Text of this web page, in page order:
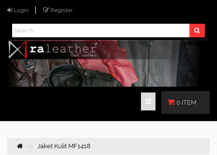
Login Register
0 ITEM
Jaket Kulit MF1418